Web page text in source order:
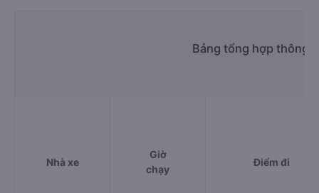
Bảng tổng hợp thông
Nhà xe
Giờ
chạy
Điểm đi